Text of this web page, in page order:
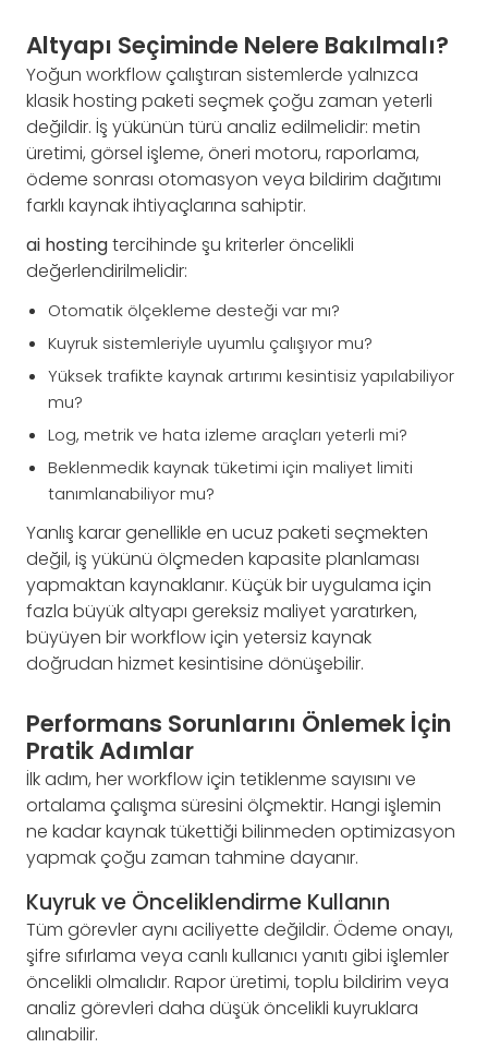
Altyapı Seçiminde Nelere Bakılmalı?
Yoğun workflow çalıştıran sistemlerde yalnızca
klasik hosting paketi seçmek çoğu zaman yeterli
değildir. İş yükünün türü analiz edilmelidir: metin
üretimi, görsel işleme, öneri motoru, raporlama,
ödeme sonrası otomasyon veya bildirim dağıtımı
farklı kaynak ihtiyaçlarına sahiptir.
ai hostingtercihinde şu kriterler öncelikli
değerlendirilmelidir:
Otomatik ölçekleme desteği var mı?
Kuyruk sistemleriyle uyumlu çalışıyor mu?
Yüksek trafikte kaynak artırımı kesintisiz yapılabiliyor
mu?
Log, metrik ve hata izleme araçları yeterli mi?
Beklenmedik kaynak tüketimi için maliyet limiti
tanımlanabiliyor mu?
Yanlış karar genellikle en ucuz paketi seçmekten
değil, iş yükünü ölçmeden kapasite planlaması
yapmaktan kaynaklanır. Küçük bir uygulama için
fazla büyük altyapı gereksiz maliyet yaratırken,
büyüyen bir workflow için yetersiz kaynak
doğrudan hizmet kesintisine dönüşebilir.
Performans Sorunlarını Önlemek İçin
Pratik Adımlar
İlk adım, her workflow için tetiklenme sayısını ve
ortalama çalışma süresini ölçmektir. Hangi işlemin
ne kadar kaynak tükettiği bilinmeden optimizasyon
yapmak çoğu zaman tahmine dayanır.
Kuyruk ve Önceliklendirme Kullanın
Tüm görevler aynı aciliyette değildir. Ödeme onayı,
şifre sıfırlama veya canlı kullanıcı yanıtı gibi işlemler
öncelikli olmalıdır. Rapor üretimi, toplu bildirim veya
analiz görevleri daha düşük öncelikli kuyruklara
alınabilir.